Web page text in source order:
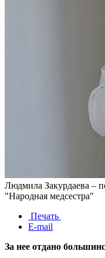
Людмила Закурдаева –
"Народная медсестра"
Печать
E-mail
За нее отдано